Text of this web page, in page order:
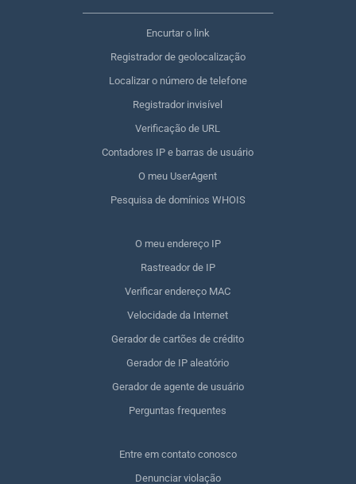
Encurtar o link
Registrador de geolocalização
Localizar o número de telefone
Registrador invisível
Verificação de URL
Contadores IP e barras de usuário
O meu UserAgent
Pesquisa de domínios WHOIS
O meu endereço IP
Rastreador de IP
Verificar endereço MAC
Velocidade da Internet
Gerador de cartões de crédito
Gerador de IP aleatório
Gerador de agente de usuário
Perguntas frequentes
Entre em contato conosco
Denunciar violação